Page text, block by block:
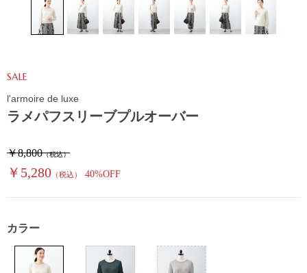
ラメパフスリーブプルオーバー
SALE
￥8,800（税込）
￥5,280 （税込） 40%OFF
l'armoire de luxe
カラー